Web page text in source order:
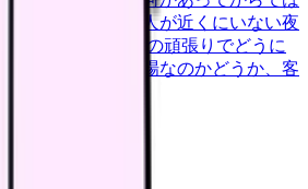
、応援を呼べる人が近くにいない夜
す。 これは個人の頑張りでどうに
いか、危ない職場なのかどうか、客
す。